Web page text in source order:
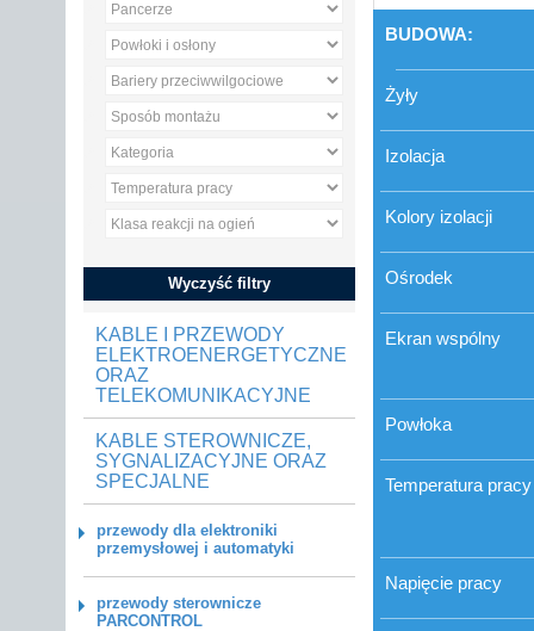
Wyczyść filtry
KABLE I PRZEWODY
ELEKTROENERGETYCZNE
ORAZ
TELEKOMUNIKACYJNE
KABLE STEROWNICZE,
SYGNALIZACYJNE ORAZ
SPECJALNE
przewody dla elektroniki
przemysłowej i automatyki
przewody sterownicze
PARCONTROL
BUDOWA:
Żyły
Izolacja
Kolory izolacji
Ośrodek
Ekran wspólny
Powłoka
Temperatura pracy
Napięcie pracy